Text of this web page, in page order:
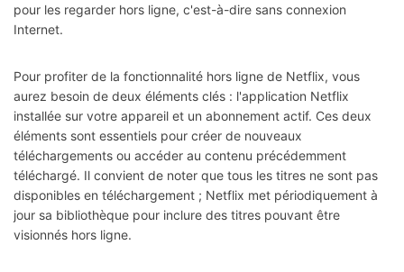
pour les regarder hors ligne, c'est-à-dire sans connexion
Internet.
Pour profiter de la fonctionnalité hors ligne de Netflix, vous
aurez besoin de deux éléments clés : l'application Netflix
installée sur votre appareil et un abonnement actif. Ces deux
éléments sont essentiels pour créer de nouveaux
téléchargements ou accéder au contenu précédemment
téléchargé. Il convient de noter que tous les titres ne sont pas
disponibles en téléchargement ; Netflix met périodiquement à
jour sa bibliothèque pour inclure des titres pouvant être
visionnés hors ligne.